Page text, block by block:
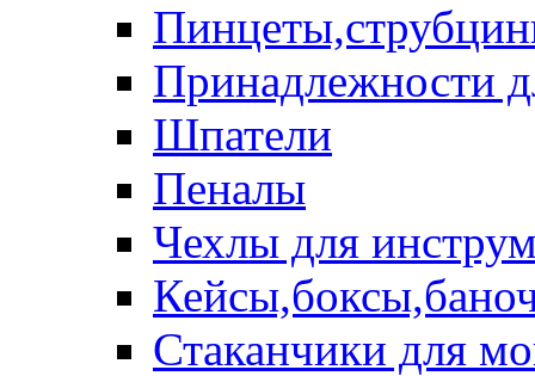
Принадлежности
Шпатели
Пеналы
Чехлы для
Стаканчики для